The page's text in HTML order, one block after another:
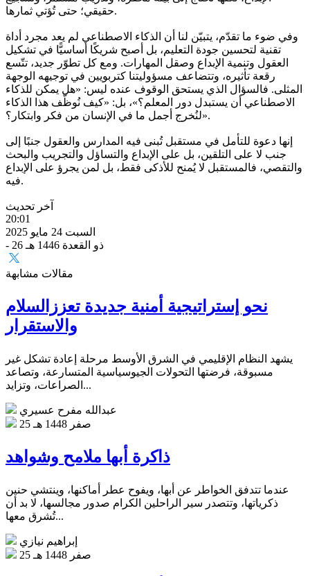
حقيقي؛ حتى تُؤتي ثمارها.
وفي ضوء ما تقدّم، يتبيّن لنا أن الذكاء الاصطناعي لم يعد مجرد أداة
تقنية لتحسين جودة التعليم، بل أصبح شريكًا أساسيًّا في تشكيل
العقول وتنمية الإبداع وصقل المهارات. ومع كل تطوّر جديد، تتّسع
رقعة تأثيره، وتتضاعف مسؤوليتنا كتربويين في توجيهه الوجهة
المثلى. فالسؤال الذي يستحق الوقوف عنده ليس: «هل يمكن للذكاء
الاصطناعي أن يستبدل دور المعلم؟»، بل: «كيف نُوظّف هذا الذكاء
لنُخرج أجمل ما في الإنسان من فكر وابتكار؟».
إنها دعوة للتأمل في مستقبل تُبنى فيه المدارس والعقول جنبًا إلى
جنب لا على التلقين، بل على الإبداع والتساؤل والتجريب والبحث
والتقصي، فالمستقبل لا يُمنح للأذكى فقط، بل لمن يجرؤ على الإبداع
فيه.
آخر تحديث
20:01
السبت 24 مايو 2025
- 26 ذو القعدة 1446 هـ
مقالات مشابهة
نحو إستراتيجية أمنية جديدة تعززالسلام
والاستقرار
يشهد النظام الإقليمي في الشرق الأوسط مرحلة إعادة تشكل غير
مسبوقة، فرضتها التحولات الجيوسياسية المتسارعة، وتصاعد
الصراعات، وتزايد...
عبدالله مفرح عسيري
25 صفر 1448 هـ
ذاكرة أبها ملامح وشواهد
عندما تتدفق الخواطر عن أبها، ويفوح عطر أماكنها، وينتشي حنين
ذكرياتها، وتتصدر سير الراحلين الكرام صدور مجالسها، لا بد أن
تُشرق معها...
إبراهيم نيازي
25 صفر 1448 هـ